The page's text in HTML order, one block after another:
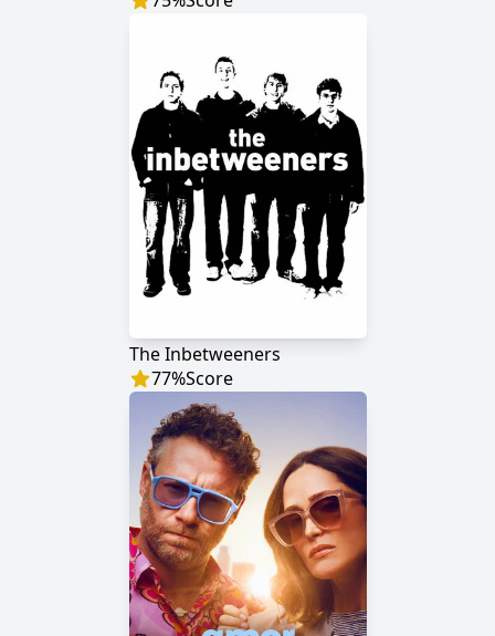
The Inbetweeners
77%Score